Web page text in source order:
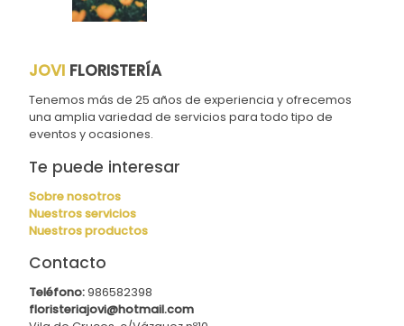
JOVI FLORISTERÍA
Tenemos más de 25 años de experiencia y ofrecemos
una amplia variedad de servicios para todo tipo de
eventos y ocasiones.
Te puede interesar
Sobre nosotros
Nuestros servicios
Nuestros productos
Contacto
Teléfono:986582398
floristeriajovi@hotmail.com